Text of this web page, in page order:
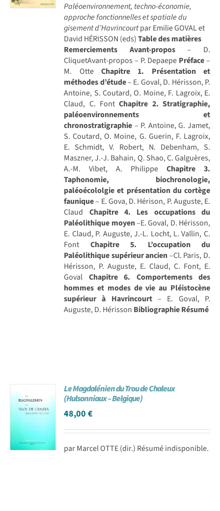
Paléoenvironnement, techno-économie,
approche fonctionnelles et spatiale du
gisement d’Havrincourtpar Emilie GOVAL et
David HÉRISSON (eds)Table des matières
Remerciements
Avant-propos– D.
CliquetAvant-propos – P. Depaepe Préface–
M. Otte Chapitre 1. Présentation et
méthodes d’étude– E. Goval, D. Hérisson, P.
Antoine, S. Coutard, O. Moine, F. Lagroix, E.
Claud, C. FontChapitre 2. Stratigraphie,
paléoenvironnements et
chronostratigraphie – P. Antoine, G. Jamet,
S. Coutard, O. Moine, G. Guerin, F. Lagroix,
E. Schmidt, V. Robert, N. Debenham, S.
Maszner, J.-J. Bahain, Q. Shao, C. Galguères,
A.-M. Vibet, A. PhilippeChapitre 3.
Taphonomie, biochronologie,
paléoécololgie et présentation du cortège
faunique– E. Gova, D. Hérison, P. Auguste, E.
Claud Chapitre 4. Les occupations du
Paléolithique moyen–E. Goval, D. Hérisson,
E. Claud, P. Auguste, J.-L. Locht, L. Vallin, C.
Font Chapitre 5. L’occupation du
Paléolithique supérieur ancien–Cl. Paris, D.
Hérisson, P. Auguste, E. Claud, C. Font, E.
Goval Chapitre 6. Comportements des
hommes et modes de vie au Pléistocène
supérieur à Havrincourt– E. Goval, P.
Auguste, D. Hérisson BibliographieRésumé
Le Magdalénien du Trou de Chaleux
(Hulsonniaux – Belgique)
48,00€
par Marcel OTTE (dir.) Résumé indisponible.